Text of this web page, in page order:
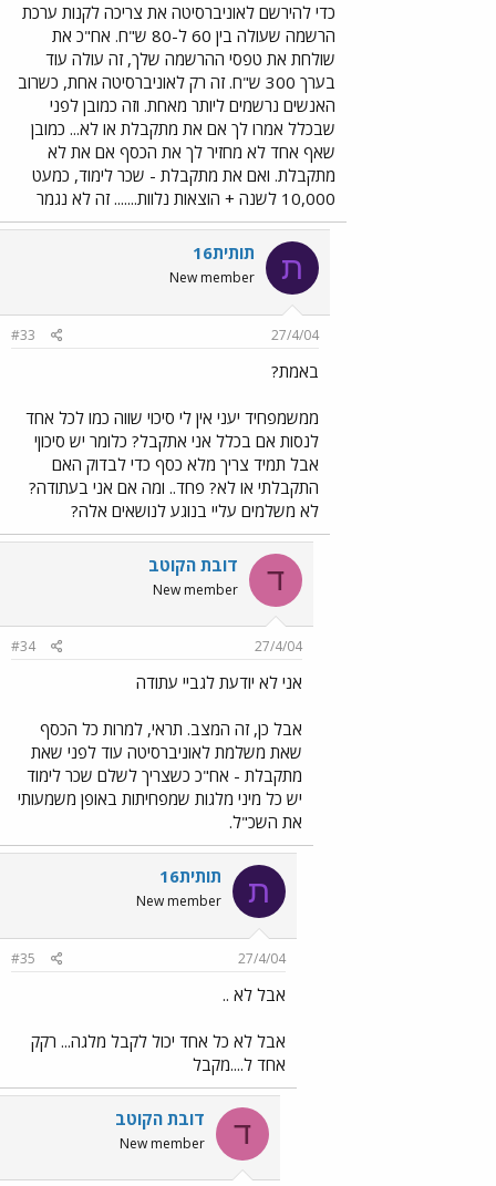
כדי להירשם לאוניברסיטה את צריכה לקנות ערכת
הרשמה שעולה בין 60 ל-80 ש"ח. אח"כ את
שולחת את טפסי ההרשמה שלך, זה עולה עוד
בערך 300 ש"ח. זה רק לאוניברסיטה אחת, כשרוב
האנשים נרשמים ליותר מאחת. וזה כמובן לפני
שבכלל אמרו לך אם את מתקבלת או לא... כמובן
שאף אחד לא מחזיר לך את הכסף אם את לא
מתקבלת. ואם את מתקבלת - שכר לימוד, כמעט
10,000 לשנה + הוצאות נלוות....... זה לא נגמר
ת תותית16
New member
27/4/04
#33
באמת?
ממשמפחיד יעני אין לי סיכוי שווה כמו לכל אחד
לנסות אם בכלל אני אתקבל? כלומר יש סיכוןי
אבל תמיד צריך מלא כסף כדי לבדוק האם
התקבלתי או לא? פחד.. ומה אם אני בעתודה?
לא משלמים עליי בנוגע לנושאים אלה?
ד דובת הקוטב
New member
27/4/04
#34
אני לא יודעת לגביי עתודה
אבל כן, זה המצב. תראי, למרות כל הכסף
שאת משלמת לאוניברסיטה עוד לפני שאת
מתקבלת - אח"כ כשצריך לשלם שכר לימוד
יש כל מיני מלגות שמפחיתות באופן משמעותי
את השכ"ל.
ת תותית16
New member
27/4/04
#35
אבל לא ..
אבל לא כל אחד יכול לקבל מלגה... רקק
אחד ל....מקבל
ד דובת הקוטב
New member